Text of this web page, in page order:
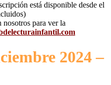
está disponible desde el
nosotros para ver la
2024 –